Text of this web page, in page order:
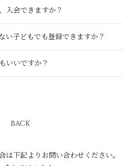
入会できますか？
い子どもでも登録できますか？
いいですか？
BACK
は下記よりお問い合わせください。